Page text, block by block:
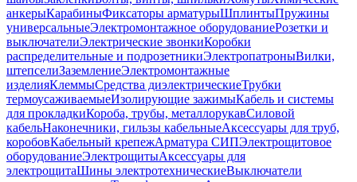
анкерыКарабиныФиксаторы арматурыШплинтыПружины
универсальныеЭлектромонтажное оборудованиеРозетки и
выключателиЭлектрические звонкиКоробки
распределительные и подрозетникиЭлектропатроныВилки,
штепселиЗаземлениеЭлектромонтажные
изделияКлеммыСредства диэлектрическиеТрубки
термоусаживаемыеИзолирующие зажимыКабель и системы
для прокладкиКороба, трубы, металлорукавСиловой
кабельНаконечники, гильзы кабельныеАксессуары для труб,
коробовКабельный крепежАрматура СИПЭлектрощитовое
оборудованиеЭлектрощитыАксессуары для
электрощитаШины электротехническиеВыключатели